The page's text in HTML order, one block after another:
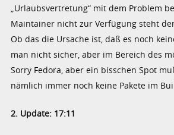
„Urlaubsvertretung“ mit dem Problem
Maintainer nicht zur Verfügung steht
Ob das die Ursache ist, daß es noch
man nicht sicher, aber im Bereich des
Sorry Fedora, aber ein bisschen Spot
nämlich immer noch keine Pakete im
2. Update: 17:11